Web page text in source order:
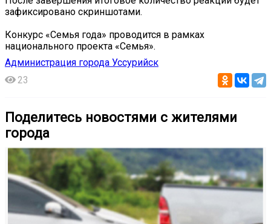
зафиксировано скриншотами.
Конкурс «Семья года» проводится в рамках
национального проекта «Семья».
Администрация города Уссурийск
23
Поделитесь новостями с жителями
города